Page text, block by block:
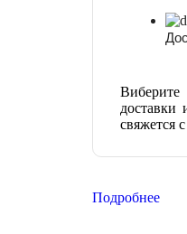
доставки
свяжется
Подробнее